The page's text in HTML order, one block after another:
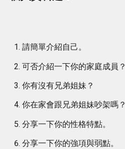
請簡單介紹自己。
可否介紹一下你的家庭成員？
你有沒有兄弟姐妹？
你在家會跟兄弟姐妹吵架嗎？
分享一下你的性格特點。
分享一下你的強項與弱點。